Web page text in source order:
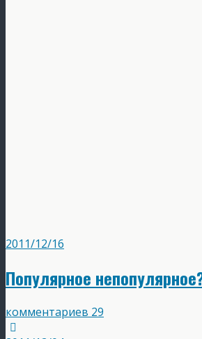
2011/12/16
Популярное
комментариев 29